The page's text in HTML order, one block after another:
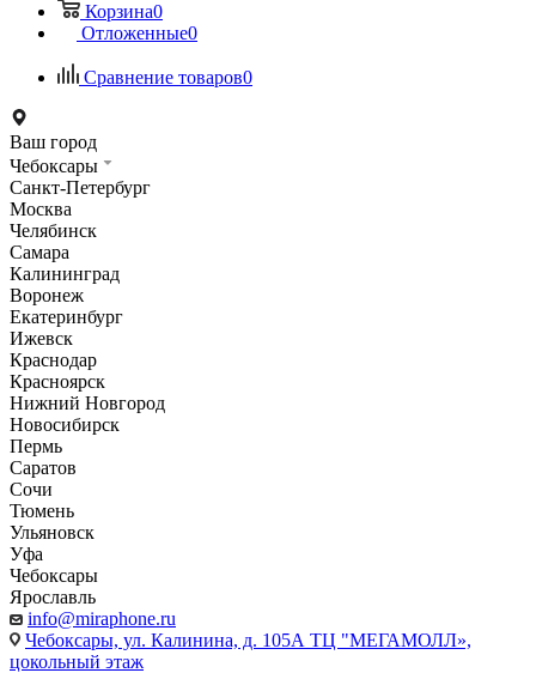
Корзина0
Отложенные0
Сравнение товаров0
Ваш город
Чебоксары
Санкт-Петербург
Москва
Челябинск
Самара
Калининград
Воронеж
Екатеринбург
Ижевск
Краснодар
Красноярск
Нижний Новгород
Новосибирск
Пермь
Саратов
Сочи
Тюмень
Ульяновск
Уфа
Чебоксары
Ярославль
info@miraphone.ru
Чебоксары, ул. Калинина, д. 105А ТЦ "МЕГАМОЛЛ»,
цокольный этаж